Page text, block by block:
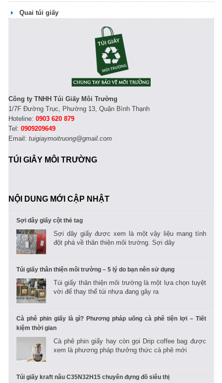
Quai túi giấy
Công ty TNHH Túi Giấy Môi Trường
1/7F Đường Trục, Phường 13, Quận Bình Thạnh
Hoteline: 0903 620 879
Tel: 0909209649
Email: tuigiaymoitruong@gmail.com
TÚI GIÂY MÔI TRƯỜNG
NỘI DUNG MỚI CẬP NHẬT
Sợi dây giấy cột thẻ tag
Sợi dây giấy được xem là một vậy liệu mang tính
đột phá về thân thiện môi trường. Sợi dây
Túi giấy thân thiện môi trường – 5 lý do bạn nên sử dụng
Túi giấy thân thiện môi trường là một lựa chọn tuyệt
vời để thay thế túi nhựa đang gây ra
Cà phê phin giấy là gì? Phương pháp uống cà phê tiện lợi – Tiết
kiệm thời gian
Cà phê phin giấy hay còn gọi Drip coffee bag được
xem là phương pháp thưởng thức cà phê mới
Túi giấy kraft nâu C35N32H15 chuyên đựng đồ siêu thị